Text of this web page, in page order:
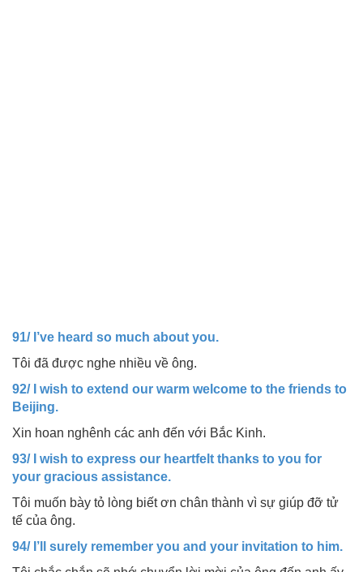
91/ I’ve heard so much about you.
Tôi đã được nghe nhiều về ông.
92/ I wish to extend our warm welcome to the friends to
Beijing.
Xin hoan nghênh các anh đến với Bắc Kinh.
93/ I wish to express our heartfelt thanks to you for
your gracious assistance.
Tôi muốn bày tỏ lòng biết ơn chân thành vì sự giúp đỡ tử
tế của ông.
94/ I’ll surely remember you and your invitation to him.